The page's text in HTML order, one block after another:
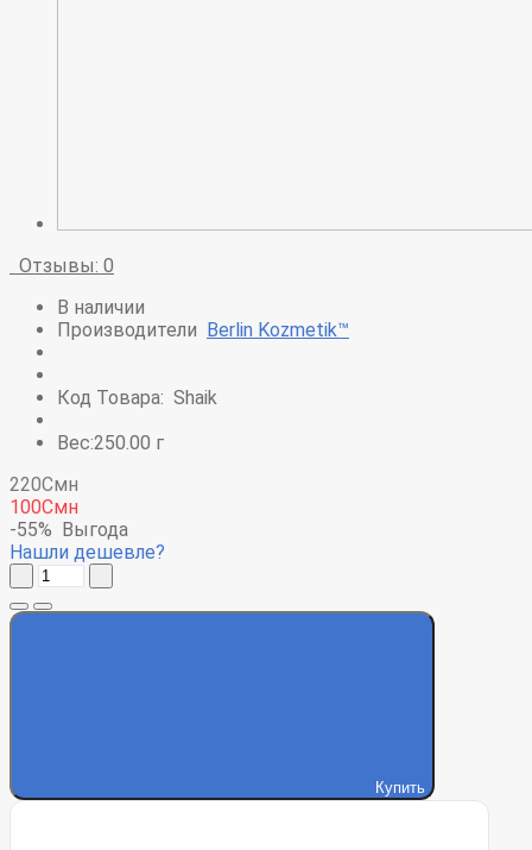
Отзывы: 0
В наличии
Производители Berlin Kozmetik™
Код Товара: Shaik
Вес:250.00 г
220Смн
100Смн
-55% Выгода
Нашли дешевле?
Купить